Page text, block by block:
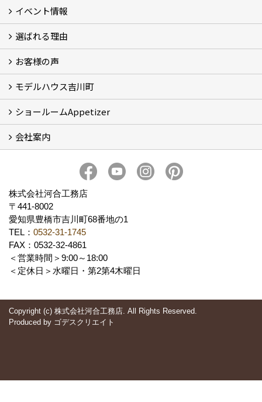
フォトギャラリー
性能について
自然素材のお家
オーナー様のおうち訪問
イベント情報
イベント情報
選ばれる理由
5つのやさしさ宣言
3つのプロ宣言
お家づくりスケジュール
お客様の声
お客様の声
モデルハウス吉川町
吉川町モデルハウス
ショールームAppetizer
Appetizer(ショールーム)
Appetizer(レンタルスペース)
会社案内
社長 河合智之の想い
求人情報 Recruit
株式会社河合工務店
〒441-8002
愛知県豊橋市吉川町68番地の1
TEL： 0532-31-1745
FAX：0532-32-4861
＜営業時間＞9:00～18:00
＜定休日＞水曜日・第2第4木曜日
Copyright (c) 株式会社河合工務店. All Rights Reserved.
Produced by ゴデスクリエイト